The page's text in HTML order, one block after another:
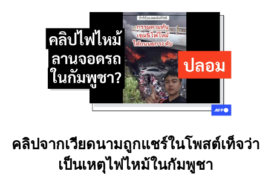
คลิปจากเวียดนามถูกแชร์ในโพสต์เท็จว่า
เป็นเหตุไฟไหม้ในกัมพูชา